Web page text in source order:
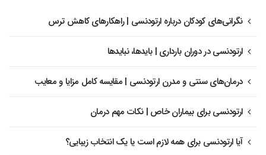
نگرانی‌های کودکان درباره ارتودنسی | راهکارهای کاهش ترس
ارتودنسی در دوران بارداری | بایدها، نبایدها
درمان‌های سنتی و مدرن ارتودنسی | مقایسه کامل مزایا و معایب
ارتودنسی برای بیماران خاص | نکات مهم درمان
آیا ارتودنسی برای همه لازم است یا یک انتخاب زیبایی؟